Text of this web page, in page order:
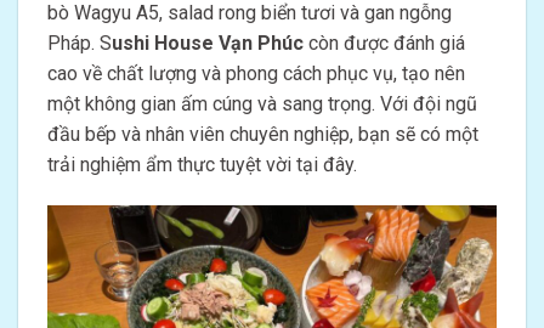
bò Wagyu A5, salad rong biển tươi và gan ngỗng
Pháp. Sushi House Vạn Phúc còn được đánh giá
cao về chất lượng và phong cách phục vụ, tạo nên
một không gian ấm cúng và sang trọng. Với đội ngũ
đầu bếp và nhân viên chuyên nghiệp, bạn sẽ có một
trải nghiệm ẩm thực tuyệt vời tại đây.